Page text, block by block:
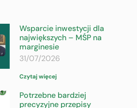
Wsparcie inwestycji dla
największych – MŚP na
marginesie
31/07/2026
Czytaj więcej
Potrzebne bardziej
precyzyjne przepisy